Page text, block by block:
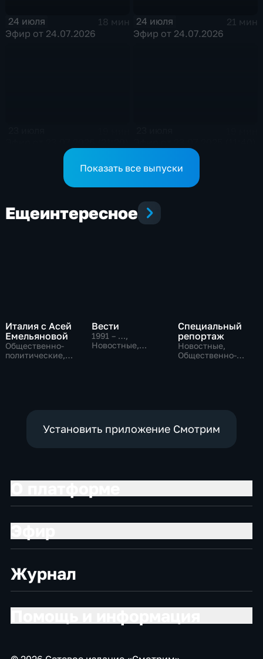
24 июля
18 мин
Эфир от 24.07.2026
24 июля
21 мин
Эфир от 24.07.2026
Показать все выпуски
Ещеинтересное
Италия с Асей
Емельяновой
Общественно-
политические,
Вести
1991 – …,
Новостные,
Специальный
репортаж
Новостные,
Общественно-
Установить приложение Смотрим
Журнал